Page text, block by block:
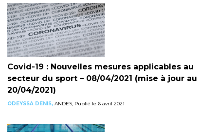
Covid-19 : Nouvelles mesures applicables au
secteur du sport – 08/04/2021 (mise à jour au
20/04/2021)
ODEYSSA DENIS, ANDES, Publié le 6 avril 2021